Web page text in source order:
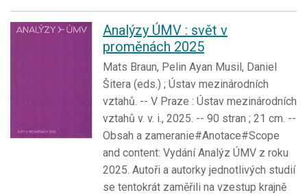
Analýzy ÚMV : svět v
proměnách 2025
Mats Braun, Pelin Ayan Musil, Daniel
Šitera (eds.) ; Ústav mezinárodních
vztahů. -- V Praze : Ústav mezinárodních
vztahů v. v. i., 2025. -- 90 stran ; 21 cm. --
Obsah a zameranie#Anotace#Scope
and content: Vydání Analýz ÚMV z roku
2025. Autoři a autorky jednotlivých studií
se tentokrát zaměřili na vzestup krajně